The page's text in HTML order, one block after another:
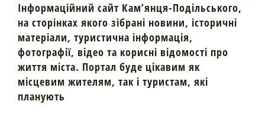
Інформаційний сайт Кам’янця-Подільського,
на сторінках якого зібрані новини, історичні
матеріали, туристична інформація,
фотографії, відео та корисні відомості про
життя міста. Портал буде цікавим як
місцевим жителям, так і туристам, які
планують